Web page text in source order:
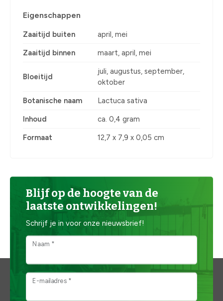
Eigenschappen
Zaaitijd buiten april, mei
Zaaitijd binnen maart, april, mei
Bloeitijd
juli, augustus, september,
oktober
Botanische naam Lactuca sativa
Inhoud ca. 0,4 gram
Formaat 12,7 x 7,9 x 0,05 cm
Blijf op de hoogte van de
laatste ontwikkelingen!
Schrijf je in voor onze nieuwsbrief!
Naam *
E-mailadres *